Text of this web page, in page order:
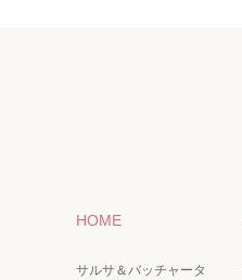
HOME
サルサ＆バッチャータ